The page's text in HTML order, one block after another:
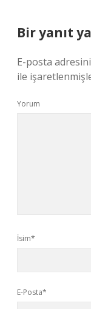
Bir yanıt
E-posta
ile
Yorum
İsim*
E-Posta*